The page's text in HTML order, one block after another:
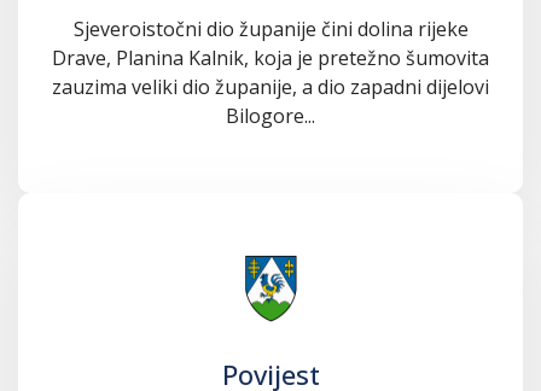
Sjeveroistočni dio županije čini dolina rijeke
Drave, Planina Kalnik, koja je pretežno šumovita
zauzima veliki dio županije, a dio zapadni dijelovi
Bilogore...
Povijest